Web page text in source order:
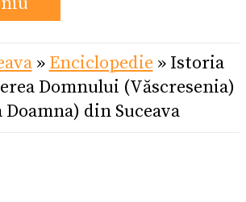
» Enciclopedie » Istoria
Domnului (Văscresenia)
Doamna) din Suceava